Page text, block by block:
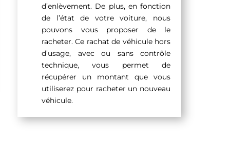
d’enlèvement. De plus, en fonction
de l’état de votre voiture, nous
pouvons vous proposer de le
racheter. Ce rachat de véhicule hors
d’usage, avec ou sans contrôle
technique, vous permet de
récupérer un montant que vous
utiliserez pour racheter un nouveau
véhicule.